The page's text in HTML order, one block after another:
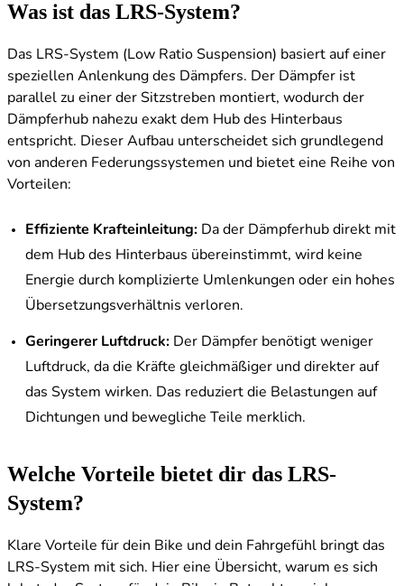
Was ist das LRS-System?
Das LRS-System (Low Ratio Suspension) basiert auf einer
speziellen Anlenkung des Dämpfers. Der Dämpfer ist
parallel zu einer der Sitzstreben montiert, wodurch der
Dämpferhub nahezu exakt dem Hub des Hinterbaus
entspricht. Dieser Aufbau unterscheidet sich grundlegend
von anderen Federungssystemen und bietet eine Reihe von
Vorteilen:
Effiziente Krafteinleitung: Da der Dämpferhub direkt mit
dem Hub des Hinterbaus übereinstimmt, wird keine
Energie durch komplizierte Umlenkungen oder ein hohes
Übersetzungsverhältnis verloren.
Geringerer Luftdruck: Der Dämpfer benötigt weniger
Luftdruck, da die Kräfte gleichmäßiger und direkter auf
das System wirken. Das reduziert die Belastungen auf
Dichtungen und bewegliche Teile merklich.
Welche Vorteile bietet dir das LRS-
System?
Klare Vorteile für dein Bike und dein Fahrgefühl bringt das
LRS-System mit sich. Hier eine Übersicht, warum es sich